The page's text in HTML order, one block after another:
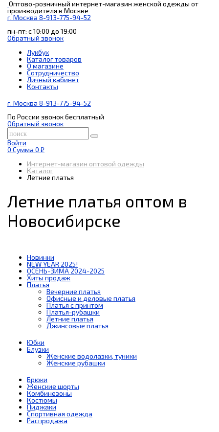
Оптово-розничный интернет-магазин женской одежды от
производителя в Москве
г. Москва 8-913-775-94-52
пн-пт: с 10:00 до 19:00
Обратный звонок
Лукбук
Каталог товаров
О магазине
Сотрудничество
Личный кабинет
Контакты
г. Москва 8-913-775-94-52
По России звонок бесплатный
Обратный звонок
Войти
0 Сумма 0 ₽
Интернет-магазин оптовой одежды
Каталог
Летние платья
Летние платья оптом в
Новосибирске
Новинки
NEW YEAR 2025!
ОСЕНЬ-ЗИМА 2024-2025
Хиты продаж
Платья
Вечерние платья
Офисные и деловые платья
Платья с принтом
Платья-рубашки
Летние платья
Джинсовые платья
Юбки
Блузки
Женские водолазки, туники
Женские рубашки
Брюки
Женские шорты
Комбинезоны
Костюмы
Пиджаки
Спортивная одежда
Распродажа